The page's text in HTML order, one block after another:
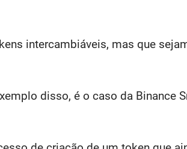
intercambiáveis, mas que
disso, é o caso da Binance